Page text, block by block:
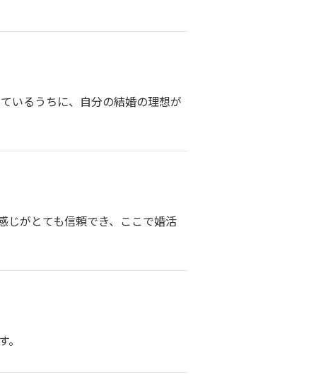
いるうちに、自分の結婚の理想が
じがとても信頼でき、ここで婚活